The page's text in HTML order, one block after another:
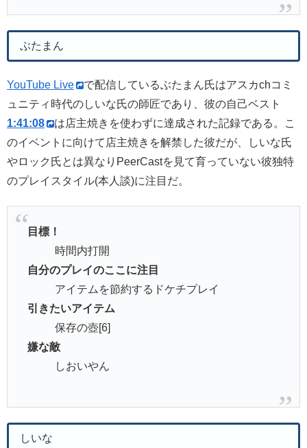
ぶたまん
YouTube Live
で配信しているぶたまん氏はアスカchコミ
ュニティ時代のしいな氏の師匠であり、彼の自己ベスト
1:41:08
は店主焼きを使わずに達成された記録である。こ
のイベントに向けて店主焼きを解禁した彼だが、しいな氏
やロック氏とは異なりPeerCastを見て育っていない彼独特
のプレイスタイル(本人談)に注目だ。
目標！
時間内打開
自分のプレイのここに注目
アイテムを節約するドケチプレイ
引きたいアイテム
保存の壺[6]
嫌な敵
しおいやん
しいな